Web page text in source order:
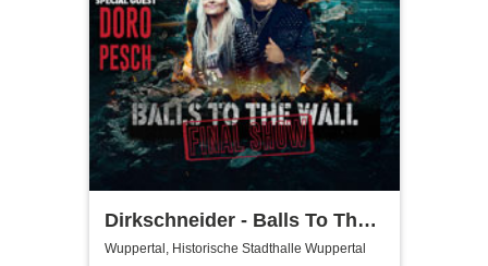
Dirkschneider - Balls To The
Wall
Wuppertal, Historische Stadthalle Wuppertal